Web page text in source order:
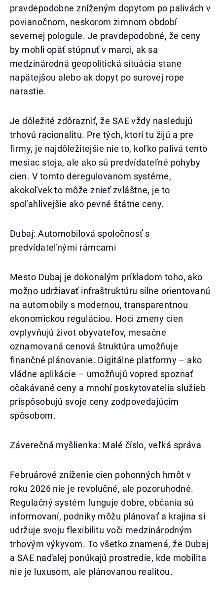
pravdepodobne zníženým dopytom po palivách v
povianočnom, neskorom zimnom období
severnej pologule. Je pravdepodobné, že ceny
by mohli opäť stúpnuť v marci, ak sa
medzinárodná geopolitická situácia stane
napätejšou alebo ak dopyt po surovej rope
narastie.
Je dôležité zdôrazniť, že SAE vždy nasledujú
trhovú racionalitu. Pre tých, ktorí tu žijú a pre
firmy, je najdôležitejšie nie to, koľko palivá tento
mesiac stoja, ale ako sú predvídateľné pohyby
cien. V tomto deregulovanom systéme,
akokoľvek to môže znieť zvláštne, je to
spoľahlivejšie ako pevné štátne ceny.
Dubaj: Automobilová spoločnosť s
predvídateľnými rámcami
Mesto Dubaj je dokonalým príkladom toho, ako
možno udržiavať infraštruktúru silne orientovanú
na automobily s modernou, transparentnou
ekonomickou reguláciou. Hoci zmeny cien
ovplyvňujú život obyvateľov, mesačne
oznamovaná cenová štruktúra umožňuje
finančné plánovanie. Digitálne platformy – ako
vládne aplikácie – umožňujú vopred spoznať
očakávané ceny a mnohí poskytovatelia služieb
prispôsobujú svoje ceny zodpovedajúcim
spôsobom.
Záverečná myšlienka: Malé číslo, veľká správa
Februárové zníženie cien pohonných hmôt v
roku 2026 nie je revolučné, ale pozoruhodné.
Regulačný systém funguje dobre, občania sú
informovaní, podniky môžu plánovať a krajina si
udržuje svoju flexibilitu voči medzinárodným
trhovým výkyvom. To všetko znamená, že Dubaj
a SAE naďalej ponúkajú prostredie, kde mobilita
nie je luxusom, ale plánovanou realitou.